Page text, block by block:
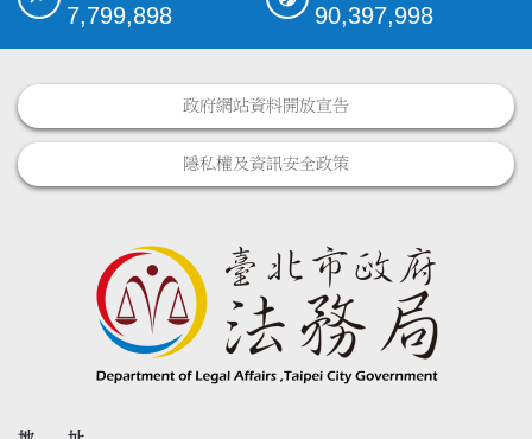
7,799,898 90,397,998
政府網站資料開放宣告
隱私權及資訊安全政策